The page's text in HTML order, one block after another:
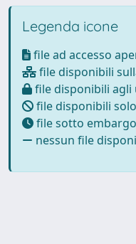
Legenda icone
file ad accesso
file disponibili
file disponibili
file disponibili
file sotto embargo
nessun file